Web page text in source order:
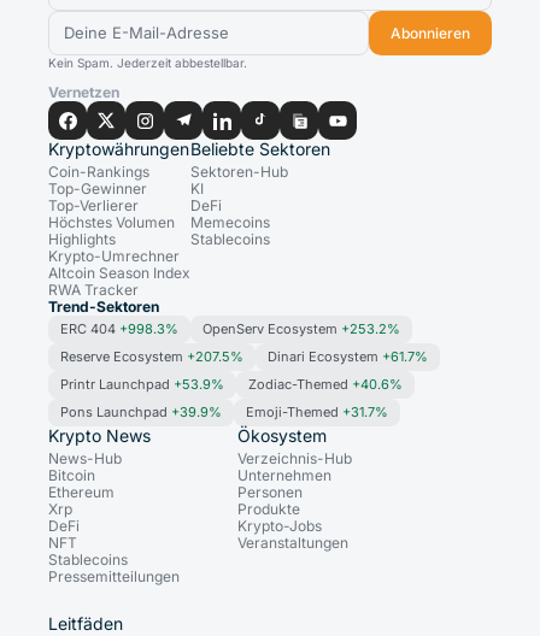
Abonnieren
Kein Spam. Jederzeit abbestellbar.
Vernetzen
Kryptowährungen
Coin-Rankings
Top-Gewinner
Top-Verlierer
Höchstes Volumen
Highlights
Krypto-Umrechner
Altcoin Season Index
RWA Tracker
Beliebte Sektoren
Sektoren-Hub
KI
DeFi
Memecoins
Stablecoins
Trend-Sektoren
ERC 404 +998.3% OpenServ Ecosystem +253.2%
Reserve Ecosystem +207.5% Dinari Ecosystem +61.7%
Printr Launchpad +53.9% Zodiac-Themed +40.6%
Pons Launchpad +39.9% Emoji-Themed +31.7%
Krypto News
News-Hub
Bitcoin
Ethereum
Xrp
DeFi
NFT
Stablecoins
Pressemitteilungen
Ökosystem
Verzeichnis-Hub
Unternehmen
Personen
Produkte
Krypto-Jobs
Veranstaltungen
Leitfäden